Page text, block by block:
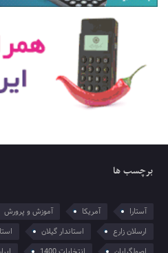
برچسب ها
آستارا آمریکا آموزش و پرورش
ارسلان زارع
استاندار گیلان